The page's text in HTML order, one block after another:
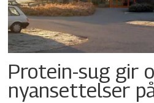
Protein-sug gir
nyansettelser